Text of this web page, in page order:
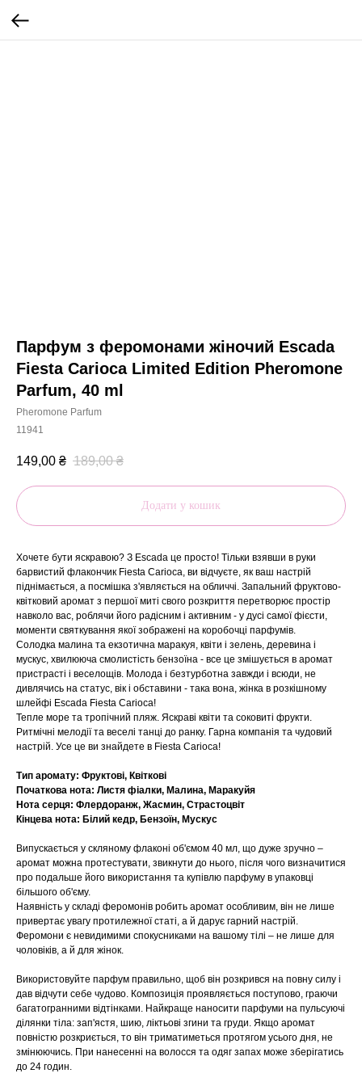
Парфум з феромонами жіночий Escada
Fiesta Carioca Limited Edition Pheromone
Parfum, 40 ml
Pheromone Parfum
11941
149,00 ₴ 189,00 ₴
Додати у кошик
Хочете бути яскравою? З Escada це просто! Тільки взявши в руки
барвистий флакончик Fiesta Carioca, ви відчуєте, як ваш настрій
піднімається, а посмішка з'являється на обличчі. Запальний фруктово-
квітковий аромат з першої миті свого розкриття перетворює простір
навколо вас, роблячи його радісним і активним - у дусі самої фієсти,
моменти святкування якої зображені на коробочці парфумів.
Солодка малина та екзотична маракуя, квіти і зелень, деревина і
мускус, хвилююча смолистість бензоїна - все це змішується в аромат
пристрасті і веселощів. Молода і безтурботна завжди і всюди, не
дивлячись на статус, вік і обставини - така вона, жінка в розкішному
шлейфі Escada Fiesta Carioca!
Тепле море та тропічний пляж. Яскраві квіти та соковиті фрукти.
Ритмічні мелодії та веселі танці до ранку. Гарна компанія та чудовий
настрій. Усе це ви знайдете в Fiesta Carioca!
Тип аромату: Фруктові, Квіткові
Початкова нота: Листя фіалки, Малина, Маракуйя
Нота серця: Флердоранж, Жасмин, Страстоцвіт
Кінцева нота: Білий кедр, Бензоїн, Мускус
Випускається у скляному флаконі об'ємом 40 мл, що дуже зручно –
аромат можна протестувати, звикнути до нього, після чого визначитися
про подальше його використання та купівлю парфуму в упаковці
більшого об'єму.
Наявність у складі феромонів робить аромат особливим, він не лише
привертає увагу протилежної статі, а й дарує гарний настрій.
Феромони є невидимими спокусниками на вашому тілі – не лише для
чоловіків, а й для жінок.
Використовуйте парфум правильно, щоб він розкрився на повну силу і
дав відчути себе чудово. Композиція проявляється поступово, граючи
багатогранними відтінками. Найкраще наносити парфуми на пульсуючі
ділянки тіла: зап'ястя, шию, ліктьові згини та груди. Якщо аромат
повністю розкриється, то він триматиметься протягом усього дня, не
змінюючись. При нанесенні на волосся та одяг запах може зберігатись
до 24 годин.